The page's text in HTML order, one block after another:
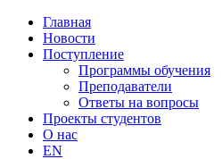
Главная
Новости
Поступление
Программы обучения
Преподаватели
Ответы на вопросы
Проекты студентов
О нас
EN